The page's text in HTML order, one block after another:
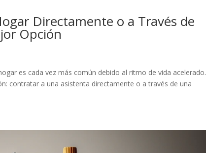
Directamente o a Través de
Opción
es cada vez más común debido al ritmo de vida acelerado.
contratar a una asistenta directamente o a través de una